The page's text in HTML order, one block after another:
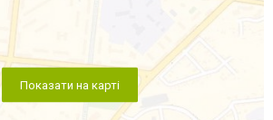
Показати на карті